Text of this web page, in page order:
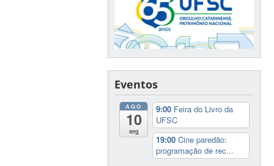
Eventos
AGO
10
seg
9:00 Feira do Livro da
UFSC
19:00Cine paredão:
programação de rec...